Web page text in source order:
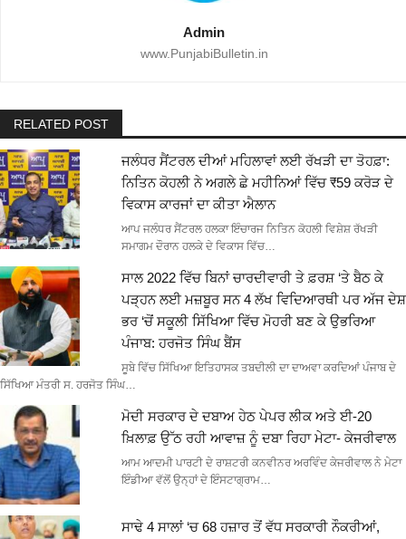
Admin
www.PunjabiBulletin.in
RELATED POST
ਜਲੰਧਰ ਸੈਂਟਰਲ ਦੀਆਂ ਮਹਿਲਾਵਾਂ ਲਈ ਰੱਖੜੀ ਦਾ ਤੋਹਫ਼ਾ:
ਨਿਤਿਨ ਕੋਹਲੀ ਨੇ ਅਗਲੇ ਛੇ ਮਹੀਨਿਆਂ ਵਿੱਚ ₹59 ਕਰੋੜ ਦੇ
ਵਿਕਾਸ ਕਾਰਜਾਂ ਦਾ ਕੀਤਾ ਐਲਾਨ
ਆਪ ਜਲੰਧਰ ਸੈਂਟਰਲ ਹਲਕਾ ਇੰਚਾਰਜ ਨਿਤਿਨ ਕੋਹਲੀ ਵਿਸ਼ੇਸ਼ ਰੱਖੜੀ
ਸਮਾਗਮ ਦੌਰਾਨ ਹਲਕੇ ਦੇ ਵਿਕਾਸ ਵਿੱਚ…
ਸਾਲ 2022 ਵਿੱਚ ਬਿਨਾਂ ਚਾਰਦੀਵਾਰੀ ਤੇ ਫ਼ਰਸ਼ ‘ਤੇ ਬੈਠ ਕੇ
ਪੜ੍ਹਨ ਲਈ ਮਜ਼ਬੂਰ ਸਨ 4 ਲੱਖ ਵਿਦਿਆਰਥੀ ਪਰ ਅੱਜ ਦੇਸ਼
ਭਰ ‘ਚੋਂ ਸਕੂਲੀ ਸਿੱਖਿਆ ਵਿੱਚ ਮੋਹਰੀ ਬਣ ਕੇ ਉਭਰਿਆ
ਪੰਜਾਬ: ਹਰਜੋਤ ਸਿੰਘ ਬੈਂਸ
ਸੂਬੇ ਵਿੱਚ ਸਿੱਖਿਆ ਇਤਿਹਾਸਕ ਤਬਦੀਲੀ ਦਾ ਦਾਅਵਾ ਕਰਦਿਆਂ ਪੰਜਾਬ ਦੇ
ਸਿੱਖਿਆ ਮੰਤਰੀ ਸ. ਹਰਜੋਤ ਸਿੰਘ…
ਮੋਦੀ ਸਰਕਾਰ ਦੇ ਦਬਾਅ ਹੇਠ ਪੇਪਰ ਲੀਕ ਅਤੇ ਈ-20
ਖ਼ਿਲਾਫ਼ ਉੱਠ ਰਹੀ ਆਵਾਜ਼ ਨੂੰ ਦਬਾ ਰਿਹਾ ਮੇਟਾ- ਕੇਜਰੀਵਾਲ
ਆਮ ਆਦਮੀ ਪਾਰਟੀ ਦੇ ਰਾਸ਼ਟਰੀ ਕਨਵੀਨਰ ਅਰਵਿੰਦ ਕੇਜਰੀਵਾਲ ਨੇ ਮੇਟਾ
ਇੰਡੀਆ ਵੱਲੋਂ ਉਨ੍ਹਾਂ ਦੇ ਇੰਸਟਾਗ੍ਰਾਮ…
ਸਾਢੇ 4 ਸਾਲਾਂ ‘ਚ 68 ਹਜ਼ਾਰ ਤੋਂ ਵੱਧ ਸਰਕਾਰੀ ਨੌਕਰੀਆਂ,